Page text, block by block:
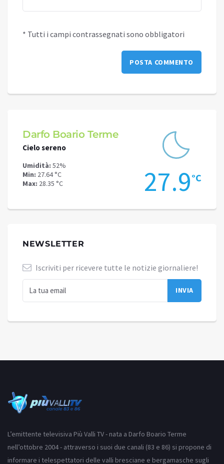
* Tutti i campi contrassegnati sono obbligatori
Darfo Boario Terme
Cielo sereno
Umidità: 52%
Min: 27.64 °C
Max: 28.35 °C 27.9°C
NEWSLETTER
Iscriviti per ricevere tutte le notizie giornaliere!
L’emittente televisiva Più Valli TV - nata a Darfo Boario Terme
nell’ottobre 2004 - attraverso i suoi due canali (83 e 86) si propone di
informare i telespettatori delle valli bresciane e bergamasche sugli